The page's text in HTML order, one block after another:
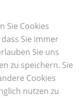
Sie Cookies
Sie immer
Sie uns
zu speichern. Sie
Cookies
nutzen zu